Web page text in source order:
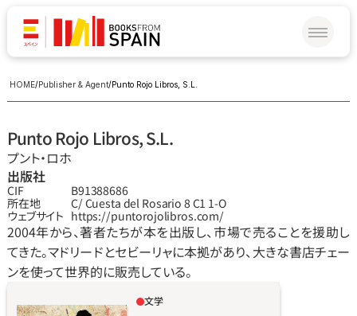
HOME/Publisher & Agent/Punto Rojo Libros, S.L.
Punto Rojo Libros, S.L.
プント‧ロホ
出版社
CIF
B91388686
所在地
C/ Cuesta del Rosario 8 C1 1-O
ウェブサイト https://puntorojolibros.com/
2004年から、著者たちが本を出版し、市場で売ることを援助し
てきた。マドリードとセビーリャに本拠があり、大きな書店チェー
ンを使って世界的に販売している。
紀行ジャーナリズム再び。21世紀の真っ只中、
文学